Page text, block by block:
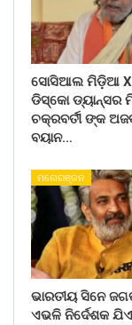
ସୋସିଆଲ ମିଡ଼ିଆ X
ଡିସ୍କୋ ଡ୍ୟାନ୍ସର
ଚକ୍ରବର୍ତୀ ଙ୍କ
ବୟାନ…
ମନୋରଞ୍ଜନ
ଭାରତୀୟ ସିନେ
ଏଭଳି ନିର୍ଦେଶକ